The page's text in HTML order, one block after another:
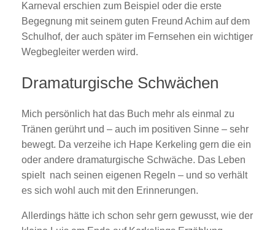
Karneval erschien zum Beispiel oder die erste
Begegnung mit seinem guten Freund Achim auf dem
Schulhof, der auch später im Fernsehen ein wichtiger
Wegbegleiter werden wird.
Dramaturgische Schwächen
Mich persönlich hat das Buch mehr als einmal zu
Tränen gerührt und – auch im positiven Sinne – sehr
bewegt. Da verzeihe ich Hape Kerkeling gern die ein
oder andere dramaturgische Schwäche. Das Leben
spielt nach seinen eigenen Regeln – und so verhält
es sich wohl auch mit den Erinnerungen.
Allerdings hätte ich schon sehr gern gewusst, wie der